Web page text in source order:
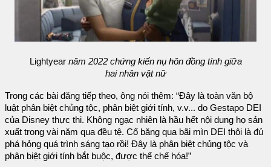
Lightyearnăm 2022 chứng kiến nụ hôn đồng tính giữa
hai nhân vật nữ
Trong các bài đăng tiếp theo, ông nói thêm: “Đây là toàn văn bộ
luật phân biệt chủng tộc, phân biệt giới tính, v.v... do Gestapo DEI
của Disney thực thi. Không ngạc nhiên là hầu hết nội dung họ sản
xuất trong vài năm qua đều tệ. Cố băng qua bãi mìn DEI thôi là đủ
phá hỏng quá trình sáng tạo rồi! Đây là phân biệt chủng tộc và
phân biệt giới tính bắt buộc, được thể chế hóa!”